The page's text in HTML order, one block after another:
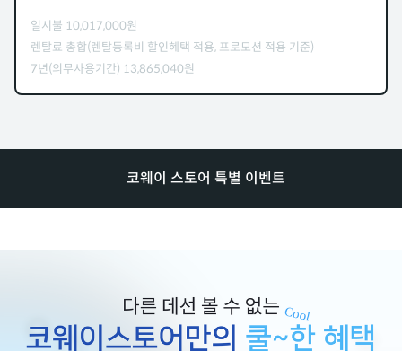
일시불 10,017,000원
렌탈료 총합(렌탈등록비 할인혜택 적용, 프로모션 적용 기준)
7년(의무사용기간) 13,865,040원
코웨이 스토어 특별 이벤트